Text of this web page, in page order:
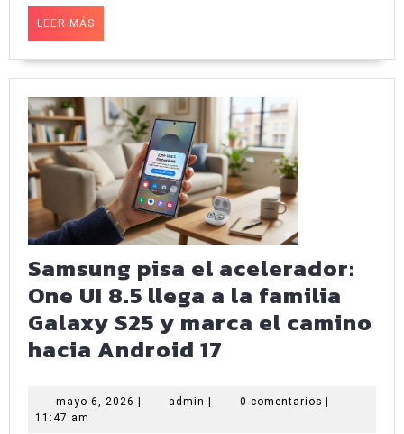
septiembre
de
2026
LEER MÁS
MÁS
Samsung pisa el acelerador:
One UI 8.5 llega a la familia
Galaxy S25 y marca el camino
hacia Android 17
el
mayo 6, 2026 mayo
admin admin0 comentarios
11:47 am